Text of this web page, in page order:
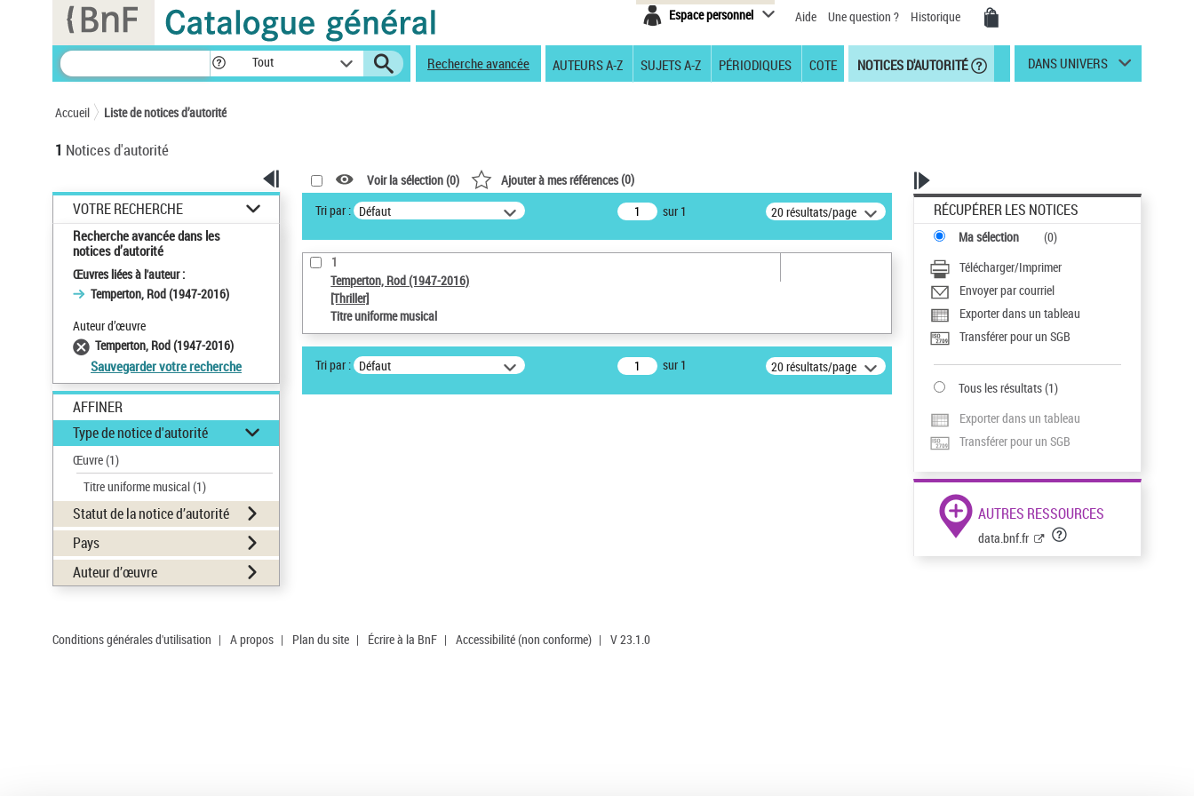
Espace personnel Aide Une question ? Historique
Tout Recherche avancée AUTEURS A-Z SUJETS A-Z PÉRIODIQUES COTE NOTICES D'AUTORITÉ DANS UNIVERS
Accueil Liste de notices d’autorité
1 Notices d'autorité
VOTRE RECHERCHE
Recherche avancée dans les
notices d’autorité
Œuvres liées à l'auteur :
Temperton, Rod (1947-2016)
Auteur d’œuvre
Temperton, Rod (1947-2016)
Sauvegarder votre recherche
AFFINER
Type de notice d'autorité
Œuvre(1)
Titre uniforme musical(1)
Statut de la notice d’autorité
Pays
Auteur d’œuvre
Voir la sélection (0) Ajouter à mes références(0)
Tri par : Défaut sur 1 20 résultats/page
1
Temperton, Rod (1947-2016)
[Thriller]
Titre uniforme musical
Tri par : Défaut sur 1 20 résultats/page
RÉCUPÉRER LES NOTICES
Ma sélection (0)
Télécharger/Imprimer
Envoyer par courriel
Exporter dans un tableau
Transférer pour un SGB
Tous les résultats(1)
Exporter dans un tableau
Transférer pour un SGB
AUTRES RESSOURCES
data.bnf.fr
Conditions générales d'utilisation | A propos | Plan du site | Écrire à la BnF | Accessibilité (non conforme) | V 23.1.0
Panneau de gestion des cookies